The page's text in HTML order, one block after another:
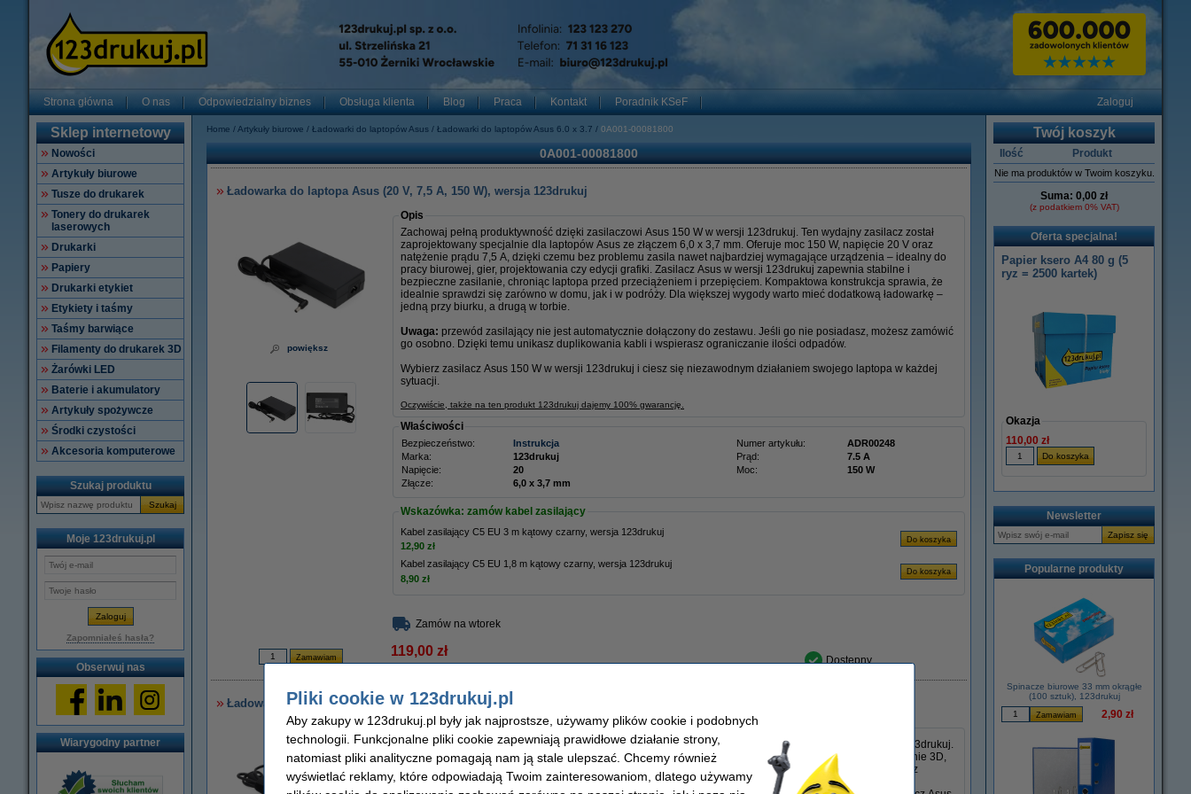
Strona główna O nas Odpowiedzialny biznes Obsługa klienta Blog Praca Kontakt Poradnik KSeF Zaloguj
Sklep internetowy
Nowości
Artykuły biurowe
Tusze do drukarek
Tonery do drukarek
laserowych
Drukarki
Papiery
Drukarki etykiet
Etykiety i taśmy
Taśmy barwiące
Filamenty do drukarek 3D
Żarówki LED
Baterie i akumulatory
Artykuły spożywcze
Środki czystości
Akcesoria komputerowe
Szukaj produktu
Szukaj
Moje 123drukuj.pl
Zapomniałeś hasła?
Obserwuj nas
Wiarygodny partner
Home Artykuły biurowe Ładowarki do laptopów Asus Ładowarki do laptopów Asus 6.0 x 3.7 0A001-00081800
0A001-00081800
Ładowarka do laptopa Asus (20 V, 7,5 A, 150 W), wersja 123drukuj
powiększ
Opis
Zachowaj pełną produktywność dzięki zasilaczowi Asus 150 W w wersji 123drukuj. Ten wydajny zasilacz został
zaprojektowany specjalnie dla laptopów Asus ze złączem 6,0 x 3,7 mm. Oferuje moc 150 W, napięcie 20 V oraz
natężenie prądu 7,5 A, dzięki czemu bez problemu zasila nawet najbardziej wymagające urządzenia – idealny do
pracy biurowej, gier, projektowania czy edycji grafiki. Zasilacz Asus w wersji 123drukuj zapewnia stabilne i
bezpieczne zasilanie, chroniąc laptopa przed przeciążeniem i przepięciem. Kompaktowa konstrukcja sprawia, że
idealnie sprawdzi się zarówno w domu, jak i w podróży. Dla większej wygody warto mieć dodatkową ładowarkę –
jedną przy biurku, a drugą w torbie.
Uwaga: przewód zasilający nie jest automatycznie dołączony do zestawu. Jeśli go nie posiadasz, możesz zamówić
go osobno. Dzięki temu unikasz duplikowania kabli i wspierasz ograniczanie ilości odpadów.
Wybierz zasilacz Asus 150 W w wersji 123drukuj i ciesz się niezawodnym działaniem swojego laptopa w każdej
sytuacji.
Oczywiście, także na ten produkt 123drukuj dajemy 100% gwarancję.
Właściwości
Bezpieczeństwo: Instrukcja Numer artykułu:
ADR00248
Marka:
123drukuj Prąd:
7.5 A
Napięcie:
20 Moc:
150 W
Złącze:
6,0 x 3,7 mm
Wskazówka: zamów kabel zasilający
Kabel zasilający C5 EU 3 m kątowy czarny, wersja 123drukuj
12,90 zł
Kabel zasilający C5 EU 1,8 m kątowy czarny, wersja 123drukuj
8,90 zł
Zamów na wtorek
119,00 zł
96,75 zł bez VAT Dostępny
Ładowarka do laptopa Asus (19,5 V, 9,23 A, 180 W), wersja 123drukuj
Opis
Zapewnij swojemu laptopowi Asus niezawodne źródło zasilania dzięki zasilaczowi Asus 180 W w wersji 123drukuj.
Ten wydajny i trwały zasilacz doskonale sprawdzi się podczas wymagających zadań, takich jak projektowanie 3D,
edycja wideo, programowanie czy praca wielozadaniowa. Zasilacz oferuje moc 180 W, napięcie 19,5 V oraz
natężenie 9,23 A, co gwarantuje stabilne i bezpieczne ładowanie Twojego urządzenia. Złącze 6,0 x 3,7 mm
Twój koszyk
Ilość Produkt
Nie ma produktów w Twoim koszyku.
Suma: 0,00 zł
(z podatkiem 0% VAT)
Oferta specjalna!
Papier ksero A4 80 g (5
ryz = 2500 kartek)
Okazja
110,00 zł
Newsletter
Popularne produkty
Spinacze biurowe 33 mm okrągłe
(100 sztuk), 123drukuj
2,90 zł
Pliki cookie w 123drukuj.pl
Aby zakupy w 123drukuj.pl były jak najprostsze, używamy plików cookie i podobnych
technologii. Funkcjonalne pliki cookie zapewniają prawidłowe działanie strony,
natomiast pliki analityczne pomagają nam ją stale ulepszać. Chcemy również
wyświetlać reklamy, które odpowiadają Twoim zainteresowaniom, dlatego używamy